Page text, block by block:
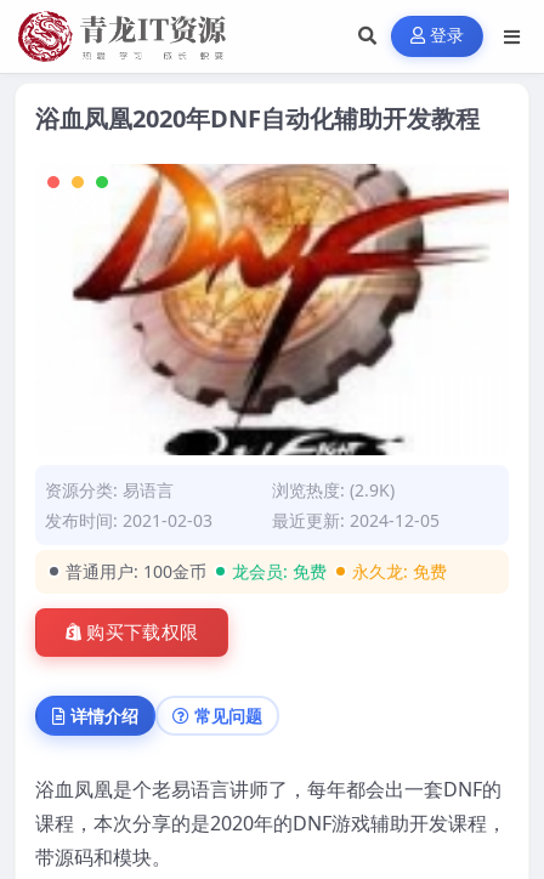
登录
浴血凤凰2020年DNF自动化辅助开发教程
资源分类: 易语言
浏览热度: (2.9K)
发布时间: 2021-02-03
最近更新: 2024-12-05
普通用户: 100金币 龙会员: 免费 永久龙: 免费
购买下载权限
详情介绍 常见问题
浴血凤凰是个老易语言讲师了，每年都会出一套DNF的
课程，本次分享的是2020年的DNF游戏辅助开发课程，
带源码和模块。